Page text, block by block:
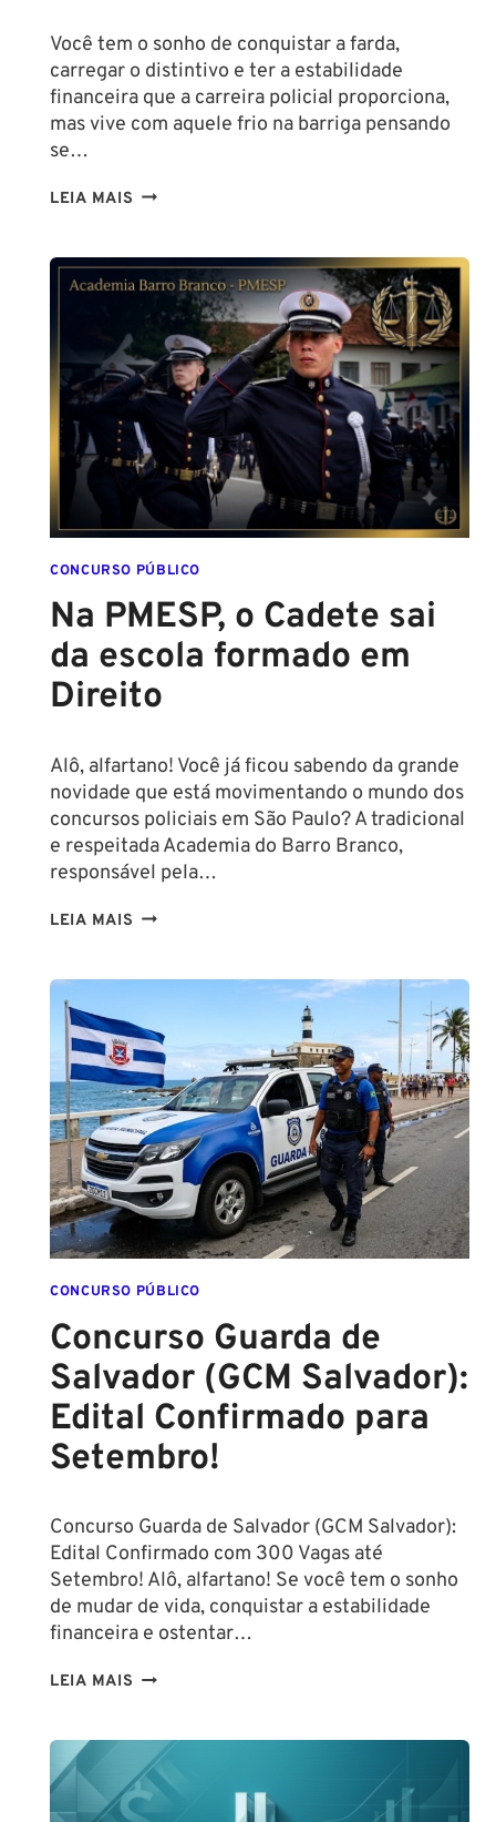
Você tem o sonho de conquistar a farda,
carregar o distintivo e ter a estabilidade
financeira que a carreira policial proporciona,
mas vive com aquele frio na barriga pensando
se…
LEIA MAIS TENHO
SER
POLICIAL?
DESCUBRA
AS
NOVAS
REGRAS!
ALTURA
MÍNIMA
PARA
CONCURSO
POLICIAL:
CONCURSO PÚBLICO
Na PMESP, o Cadete sai
da escola formado em
Direito
Alô, alfartano! Você já ficou sabendo da grande
novidade que está movimentando o mundo dos
concursos policiais em São Paulo? A tradicional
e respeitada Academia do Barro Branco,
responsável pela…
LEIA MAIS NA
SAI
DA
ESCOLA
FORMADO
EM
DIREITO
CONCURSO PÚBLICO
Concurso Guarda de
Salvador (GCM Salvador):
Edital Confirmado para
Setembro!
Concurso Guarda de Salvador (GCM Salvador):
Edital Confirmado com 300 Vagas até
Setembro! Alô, alfartano! Se você tem o sonho
de mudar de vida, conquistar a estabilidade
financeira e ostentar…
LEIA MAIS CONCURSO
SALVADOR
(GCM
SALVADOR):